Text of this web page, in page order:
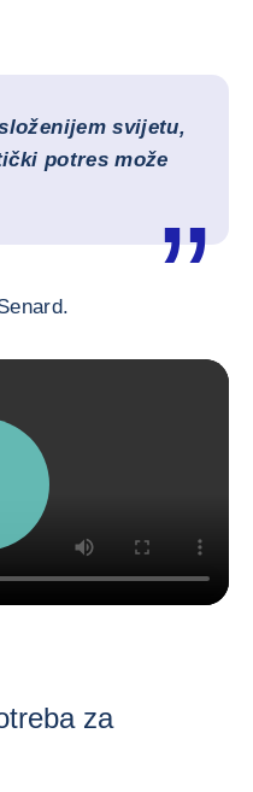
svijetu,
potres može
za